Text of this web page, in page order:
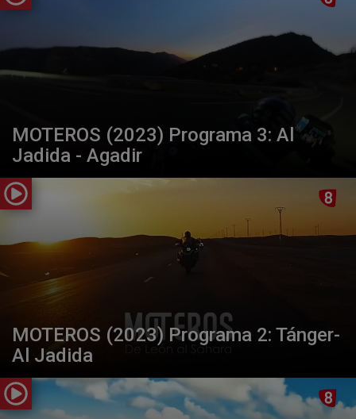
MOTEROS (2023) Programa 3: Al
Jadida - Agadir
MOTEROS (2023) Programa 2: Tánger-
Al Jadida